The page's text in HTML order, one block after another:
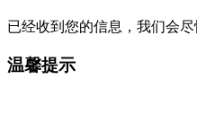
已经收到您的信息，我们会
温馨提示